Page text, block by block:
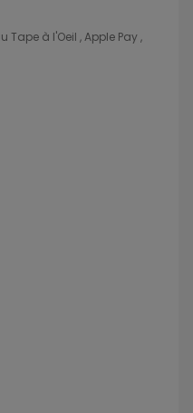
à l'Oeil , Apple Pay ,